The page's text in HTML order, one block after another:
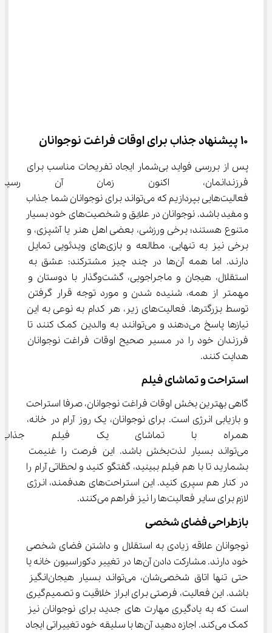
10 پیشنهاد جذاب برای اوقات فراغت نوجوانان
پس از بررسی فواید بی‌شمار ایجاد تفریحات مناسب برای
فرزندانمان، اکنون زمان آن
فعالیت‌هایی بپردازیم که می‌تواند برای نوجوانان شما جذاب
و مفید باشد. نوجوانان در علایق و شخصیت‌های خود بسیار
متنوع هستند؛ برخی ورزشی، بعضی اهل هنر یا آشپزی، و
برخی نیز به تنهایی، مطالعه و بازی‌های ویدئویی تمایل
دارند. اما همه آن‌ها در چند چیز مشترکند: عشق به
استقلال، هیجان و ماجراجویی، گشت‌وگذار با دوستان و
مهمتر از همه، شنیده شدن و مورد توجه قرار گرفتن
توسط بزرگترها. فعالیت‌های زیر، هر کدام به نوعی به این
نیازها پاسخ می‌دهند و می‌توانند به والدین کمک کنند تا
فرزندان خود را در مسیر صحیح اوقات فراغت نوجوانان
هدایت کنند.
استراحت و تماشای فیلم
گاهی بهترین بخش اوقات فراغت نوجوانان، صرفا استراحت
و بازیابی انرژی است. برای نوجوانان، یک روز آرام در خانه،
همراه با تماشای یک فیلم
می‌تواند بسیار لذت‌بخش باشد. این فرصت را غنیمت
بشمارید تا با هم فیلم ببینید، گفتگو کنید و لحظاتی آرام را
در کنار هم سپری کنید. این استراحت‌های هدفمند، انرژی
لازم برای سایر فعالیت‌ها را نیز فراهم می‌کنند.
بازطراحی فضای شخصی
نوجوانان علاقه زیادی به استقلال و داشتن فضای شخصی
خود دارند. مشارکت دادن آن‌ها در تغییر دکوراسیون خانه یا
حتی تنها اتاق شخصی‌شان، می‌تواند بسیار هیجان‌انگیز
باشد. این فعالیت، فرصتی برای ابراز خلاقیت و تصمیم‌گیری
است که به یادگیری مهارت ‌های جدید برای نوجوانان نیز
کمک می‌کند. اجازه دهید آن‌ها با سلیقه خود تغییراتی ایجاد